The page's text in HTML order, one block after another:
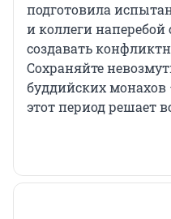
подготовила
и коллеги наперебой
создавать
Сохраняйте
буддийских монахов
этот период решает